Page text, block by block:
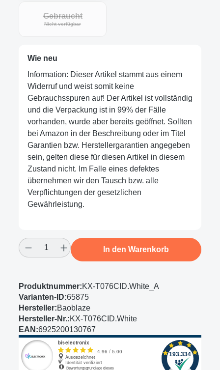
Gebraucht
Nicht verfügbar
Wie neu
Information: Dieser Artikel stammt aus einem
Widerruf und weist somit keine
Gebrauchsspuren auf! Der Artikel ist vollständig
und die Verpackung ist in 99% der Fälle
vorhanden, wurde aber bereits geöffnet. Sollten
bei Amazon in der Beschreibung oder im Titel
Garantien bzw. Herstellergarantien angegeben
sein, gelten diese für diesen Artikel in diesem
Zustand nicht. Im Falle eines defektes
übernehmen wir den Tausch bzw. alle
Verpflichtungen der gesetzlichen
Gewährleistung.
Produkt Anzahl: Gib den gewünschten
In den Warenkorb
Produktnummer:KX-T076CID.White_A
Varianten-ID:65875
Hersteller:Baoblaze
Hersteller-Nr.:KX-T076CID.White
EAN:6925200130767